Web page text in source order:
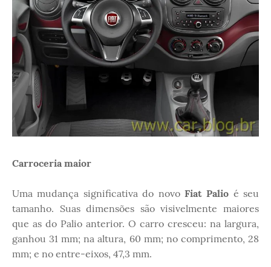
Carroceria maior
Uma mudança significativa do novo Fiat Palio é seu
tamanho. Suas dimensões são visivelmente maiores
que as do Palio anterior. O carro cresceu: na largura,
ganhou 31 mm; na altura, 60 mm; no comprimento, 28
mm; e no entre-eixos, 47,3 mm.